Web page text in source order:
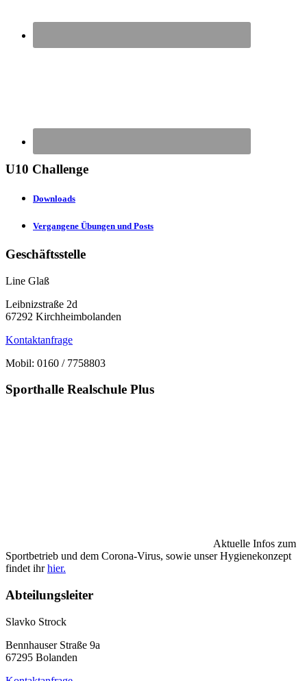
U10 Challenge
Downloads
Vergangene Übungen und Posts
Geschäftsstelle
Line Glaß
Leibnizstraße 2d
67292 Kirchheimbolanden
Kontaktanfrage
Mobil: 0160 / 7758803
Sporthalle Realschule Plus
Aktuelle Infos zum
Sportbetrieb und dem Corona-Virus, sowie unser Hygienekonzept
findet ihrhier.
Abteilungsleiter
Slavko Strock
Bennhauser Straße 9a
67295 Bolanden